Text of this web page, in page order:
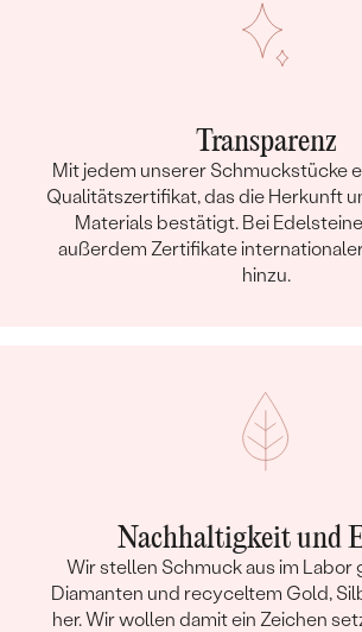
Transparenz
Mit jedem unserer Schmuckstücke
Qualitätszertifikat, das die Herkunft
Materials bestätigt. Bei
außerdem Zertifikate
hinzu.
Nachhaltigkeit und
Wir stellen Schmuck aus im Labor
Diamanten und recyceltem Gold,
her. Wir wollen damit ein Zeichen